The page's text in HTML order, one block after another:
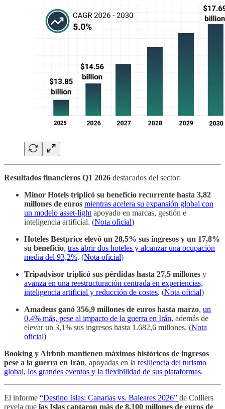
Resultados financieros Q1 2026 destacados del sector:
Minor Hotels triplicó su beneficio recurrente hasta 3,82
millones de euros mientras acelera su expansión global con
un modelo asset-light apoyado en marcas, gestión e
inteligencia artificial. (Nota oficial)
Hoteles Bestprice elevó un 28,5% sus ingresos y un 17,8%
su beneficio, tras abrir dos hoteles y alcanzar una ocupación
media del 93,2%. (Nota oficial)
Tripadvisor triplicó sus pérdidas hasta 27,5 millones y
avanza en una reestructuración centrada en experiencias,
inteligencia artificial y reducción de costes. (Nota oficial)
Amadeus ganó 356,9 millones de euros hasta marzo, un
0,4% más, pese al impacto de la guerra en Irán, además de
elevar un 3,1% sus ingresos hasta 1.682,6 millones. (Nota
oficial)
Booking y Airbnb mantienen máximos históricos de ingresos
pese a la guerra en Irán, apoyadas en la resiliencia del turismo
global, los grandes eventos y la flexibilidad de sus plataformas.
El informe “Destino Islas: Canarias vs. Baleares 2026” de Colliers
revela que las Islas captaron más de 8.100 millones de euros de